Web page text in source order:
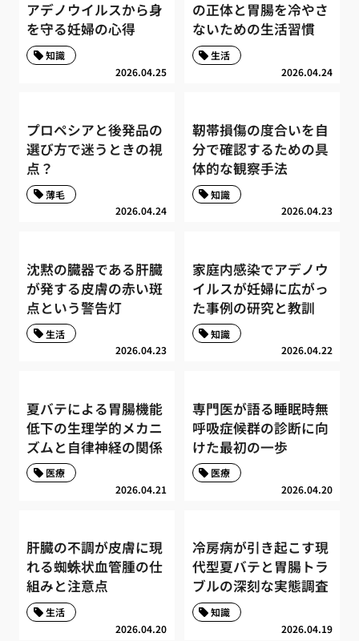
アデノウイルスから身
を守る妊婦の心得
2026.04.25
知識
の正体と胃腸を冷やさ
ないための生活習慣
2026.04.24
生活
プロペシアと後発品の
選び方で迷うときの視
点？
2026.04.24
薄毛
靭帯損傷の度合いを自
分で確認するための具
体的な観察手法
2026.04.23
知識
沈黙の臓器である肝臓
が発する皮膚の赤い斑
点という警告灯
2026.04.23
生活
家庭内感染でアデノウ
イルスが妊婦に広がっ
た事例の研究と教訓
2026.04.22
知識
夏バテによる胃腸機能
低下の生理学的メカニ
ズムと自律神経の関係
2026.04.21
医療
専門医が語る睡眠時無
呼吸症候群の診断に向
けた最初の一歩
2026.04.20
医療
肝臓の不調が皮膚に現
れる蜘蛛状血管腫の仕
組みと注意点
2026.04.20
生活
冷房病が引き起こす現
代型夏バテと胃腸トラ
ブルの深刻な実態調査
2026.04.19
知識